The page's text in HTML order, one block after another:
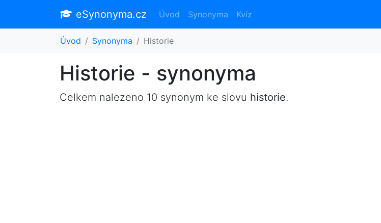
eSynonyma.cz Úvod Synonyma Kvíz
Úvod Synonyma Historie
Historie - synonyma
Celkem nalezeno 10 synonym ke slovu historie.